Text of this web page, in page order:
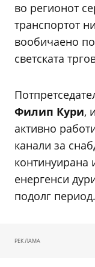
во регионот
транспортот
вообичаено
светската
Филип Кури,
активно
канали за
континуирана
енергенси
подолг период.
РЕКЛАМА